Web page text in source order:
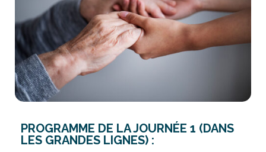
PROGRAMME DE LA JOURNÉE 1 (DANS
LES GRANDES LIGNES) :